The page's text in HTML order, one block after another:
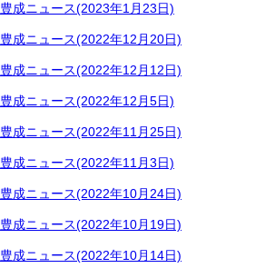
豊成ニュース(2023年1月23日)
豊成ニュース(2022年12月20日)
豊成ニュース(2022年12月12日)
豊成ニュース(2022年12月5日)
豊成ニュース(2022年11月25日)
豊成ニュース(2022年11月3日)
豊成ニュース(2022年10月24日)
豊成ニュース(2022年10月19日)
豊成ニュース(2022年10月14日)